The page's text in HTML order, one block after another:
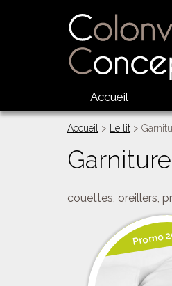
Accueil
Accueil > Le lit >
couettes, oreillers,
Promo